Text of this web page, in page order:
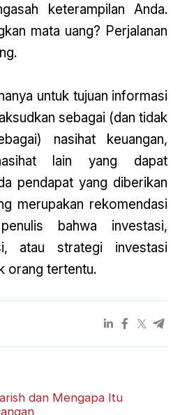
keterampilan Anda.
mata uang? Perjalanan
untuk tujuan informasi
sebagai (dan tidak
nasihat keuangan,
lain yang dapat
pendapat yang diberikan
merupakan rekomendasi
bahwa investasi,
atau strategi investasi
orang tertentu.
dan Mengapa Itu